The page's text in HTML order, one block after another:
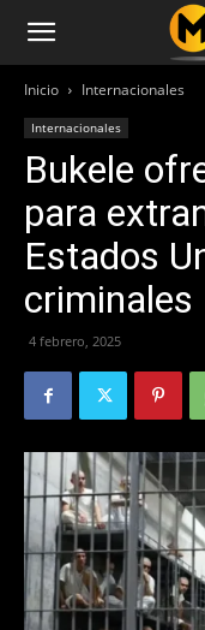
Inicio Internacionales
Internacionales
Bukele
para
Estados
criminales
4 febrero, 2025